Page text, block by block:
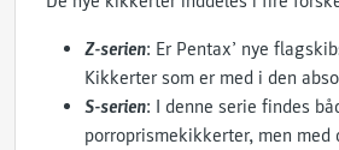
Z-serien: Er Pentax’ nye
Kikkerter som er med i den
S-serien: I denne serie findes
porroprismekikkerter, men